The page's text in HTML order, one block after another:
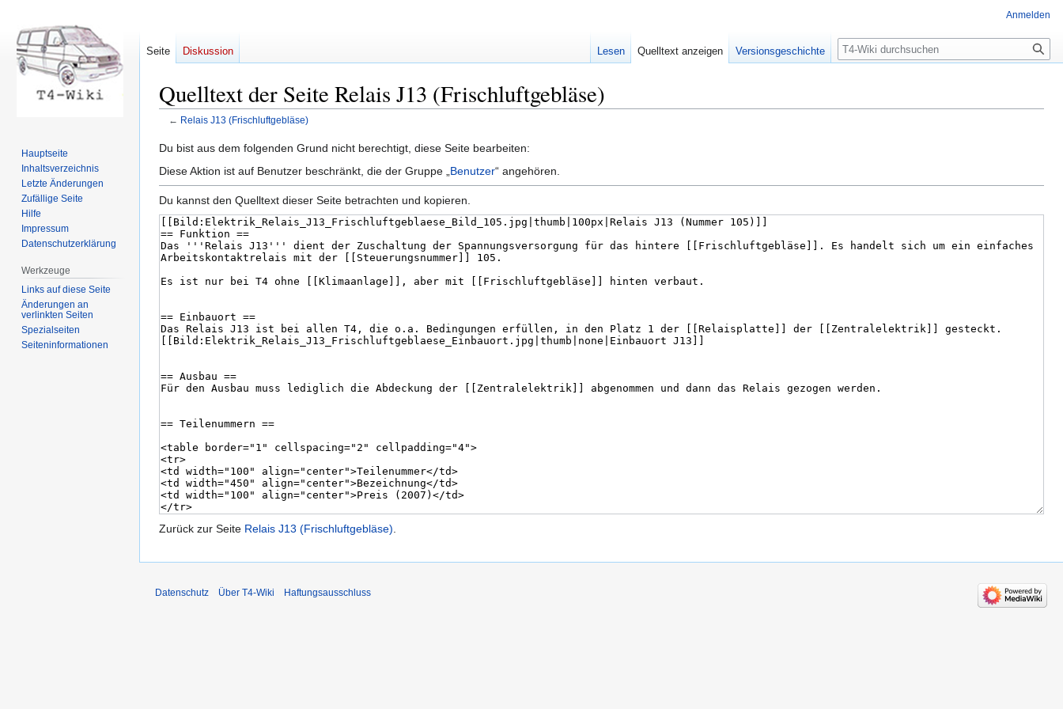
Quelltext der Seite Relais J13 (Frischluftgebläse)
← Relais J13 (Frischluftgebläse)
Zur
Navigation
Zur
Suche
Du bist aus dem folgenden Grund nicht berechtigt, diese Seite bearbeiten:
Diese Aktion ist auf Benutzer beschränkt, die der Gruppe „ Benutzer“ angehören.
Du kannst den Quelltext dieser Seite betrachten und kopieren.
Zurück zur Seite Relais J13 (Frischluftgebläse).
Anmelden
Seite Diskussion Lesen Quelltext anzeigen Versionsgeschichte Suche
Hauptseite
Inhaltsverzeichnis
Letzte Änderungen
Zufällige Seite
Hilfe
Impressum
Datenschutzerklärung
Werkzeuge
Links auf diese Seite
Änderungen an
verlinkten Seiten
Spezialseiten
Seiten­informationen
Datenschutz Über T4-Wiki Haftungsausschluss